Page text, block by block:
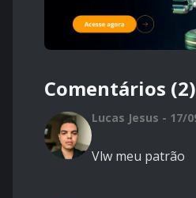
Comentários (2)
Lucas Jesus - 17/
Vlw meu patrão